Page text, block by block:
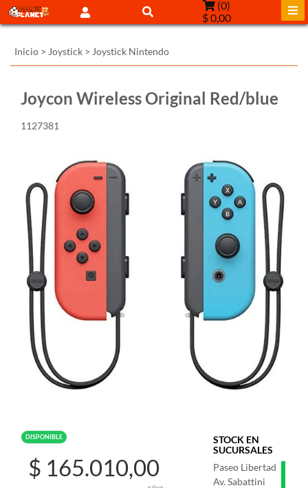
(0)
$ 0,00
Inicio > Joystick > Joystick Nintendo
Joycon Wireless Original Red/blue
1127381
DISPONIBLE
STOCK EN
SUCURSALES
Paseo Libertad
Av. Sabattini
$ 165.010,00